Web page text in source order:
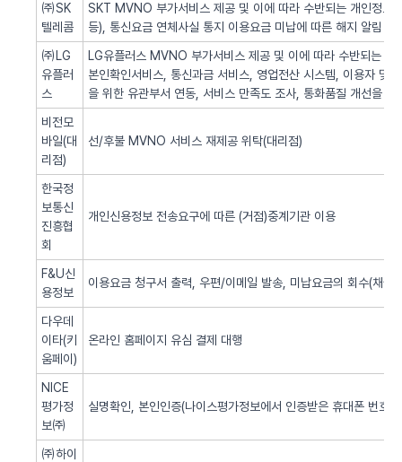
㈜SK
텔레콤
SKT MVNO 부가서비스 제공 및 이에 따라 수반되는 개인정보
등), 통신요금 연체사실 통지 이용요금 미납에 따른 해지 알림 업
㈜LG
유플러
스
LG유플러스 MVNO 부가서비스 제공 및 이에 따라 수반되는
본인확인서비스, 통신과금 서비스, 영업전산 시스템, 이용자 및
을 위한 유관부서 연동, 서비스 만족도 조사, 통화품질 개선을 위
비전모
바일(대
리점)
선/후불 MVNO 서비스 재제공 위탁(대리점)
한국정
보통신
진흥협
회
개인신용정보 전송요구에 따른 (거점)중계기관 이용
F&U신
용정보
이용요금 청구서 출력, 우편/이메일 발송, 미납요금의 회수(채권
다우데
이타(키
움페이)
온라인 홈페이지 유심 결제 대행
NICE
평가정
보㈜
실명확인, 본인인증(나이스평가정보에서 인증받은 휴대폰 번호
㈜하이